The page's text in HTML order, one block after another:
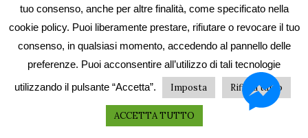
Codice etico
I primi vent’anni
Collane e catalogo storico
tuo consenso, anche per altre finalità, come specificato nella
cookie policy. Puoi liberamente prestare, rifiutare o revocare il tuo
consenso, in qualsiasi momento, accedendo al pannello delle
preferenze. Puoi acconsentire all’utilizzo di tali tecnologie
utilizzando il pulsante “Accetta”.
Imposta Rifiuta tutto
ACCETTA TUTTO